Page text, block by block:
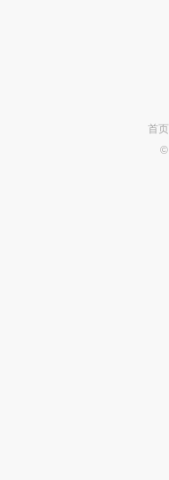
首页
©